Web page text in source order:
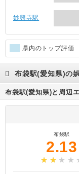
妙興寺駅
県内のトップ評価
布袋駅(愛知県)の
布袋駅(愛知県)と周辺
布袋駅
2.13